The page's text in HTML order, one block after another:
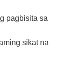
pagbisita sa
sikat na